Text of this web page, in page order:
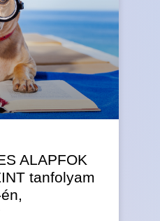
ALAPFOK
tanfolyam